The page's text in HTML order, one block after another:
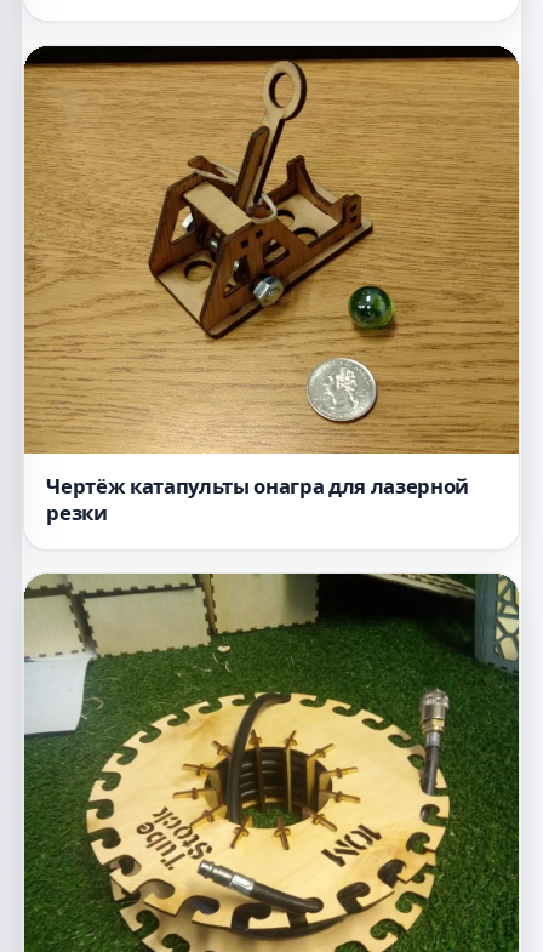
Чертёж катапульты онагра для лазерной
резки